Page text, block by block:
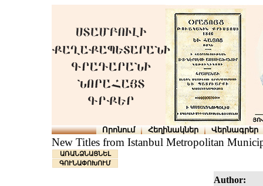
Որոնում Հեղինակներ Վերնագրեր
New Titles from Istanbul Metropolitan
ԱՌԱՆՁՆԱՑՆԵԼ
ԳՈՒՆԱՓՈԽՈՒՄ
Author: